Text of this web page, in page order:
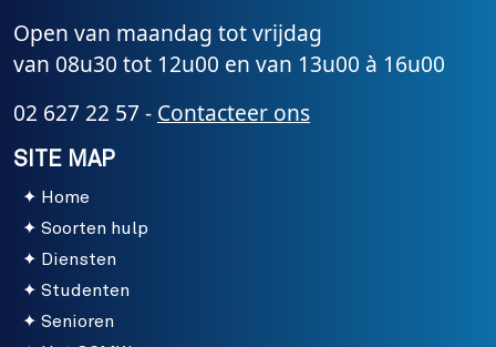
Open van maandag tot vrijdag
van 08u30 tot 12u00 en van 13u00 à 16u00
02 627 22 57 - Contacteer ons
SITE MAP
Home
Soorten hulp
Diensten
Studenten
Senioren